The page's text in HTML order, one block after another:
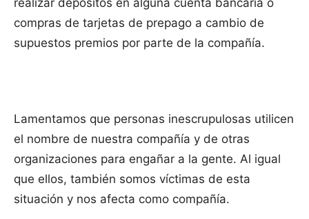
realizar depósitos en alguna cuenta bancaria o
compras de tarjetas de prepago a cambio de
supuestos premios por parte de la compañía.
Lamentamos que personas inescrupulosas utilicen
el nombre de nuestra compañía y de otras
organizaciones para engañar a la gente. Al igual
que ellos, también somos víctimas de esta
situación y nos afecta como compañía.